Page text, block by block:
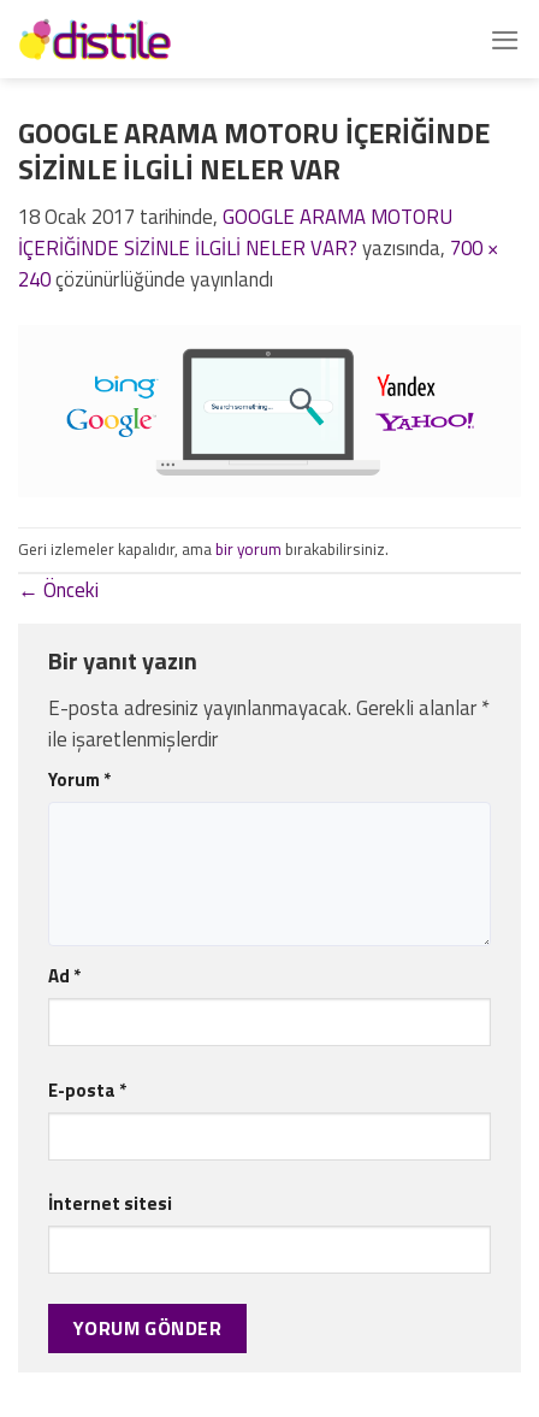
İçeriğe
atla
GOOGLE ARAMA MOTORU İÇERİĞİNDE
SİZİNLE İLGİLİ NELER VAR
18 Ocak 2017 tarihinde,GOOGLE ARAMA MOTORU
İÇERİĞİNDE SİZİNLE İLGİLİ NELER VAR?yazısında, 700 ×
240çözünürlüğünde yayınlandı
Geri izlemeler kapalıdır, amabir yorum bırakabilirsiniz.
← Önceki
Bir yanıt yazın
E-posta adresiniz yayınlanmayacak.Gerekli alanlar*
ile işaretlenmişlerdir
Yorum *
Ad *
E-posta *
İnternet sitesi